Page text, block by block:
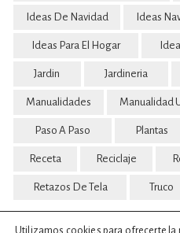
Ideas De Navidad Ideas
Ideas Para El Hogar
Jardin Jardineria
Manualidades Manualidad
Paso A Paso Plantas
Receta Reciclaje
Retazos De Tela Truco
Utilizamos cookies para ofrecerte la